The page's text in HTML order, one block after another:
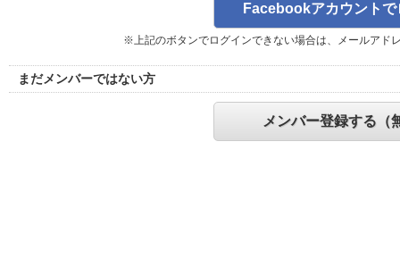
Facebookアカウントで
※上記のボタンでログインできない場合は、メールアド
まだメンバーではない方
メンバー登録する（